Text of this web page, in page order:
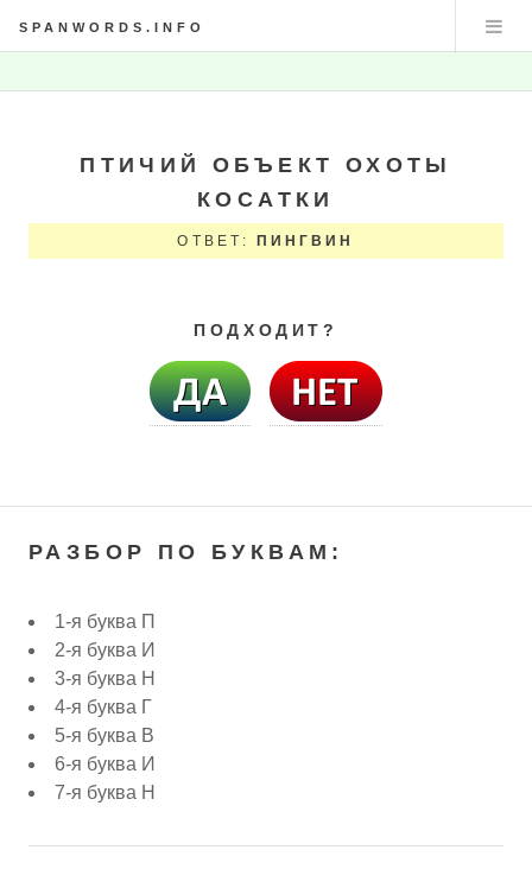
SPANWORDS.INFO
ПТИЧИЙ ОБЪЕКТ ОХОТЫ
КОСАТКИ
ОТВЕТ: ПИНГВИН
ПОДХОДИТ?
РАЗБОР ПО БУКВАМ:
1-я буква П
2-я буква И
3-я буква Н
4-я буква Г
5-я буква В
6-я буква И
7-я буква Н